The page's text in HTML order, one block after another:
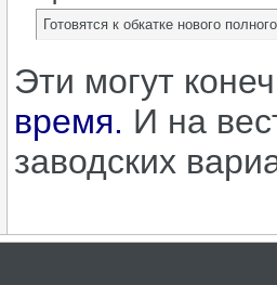
Готовятся к обкатке нового
Эти могут
время. И на
заводских